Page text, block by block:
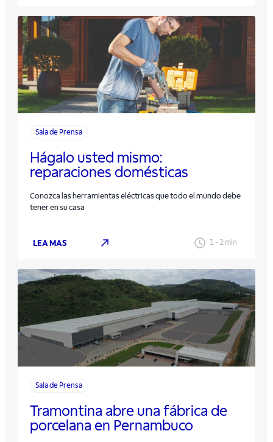
Sala de Prensa
Hágalo usted mismo:
reparaciones domésticas
Conozca las herramientas eléctricas que todo el mundo debe
tener en su casa
LEA MAS 1- 2 min
Sala de Prensa
Tramontina abre una fábrica de
porcelana en Pernambuco